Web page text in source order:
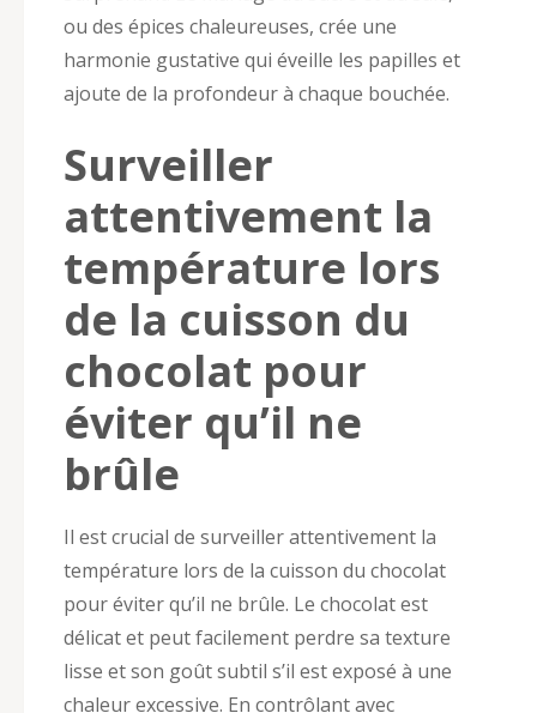
ou des épices chaleureuses, crée une
harmonie gustative qui éveille les papilles et
ajoute de la profondeur à chaque bouchée.
Surveiller
attentivement la
température lors
de la cuisson du
chocolat pour
éviter qu’il ne
brûle
Il est crucial de surveiller attentivement la
température lors de la cuisson du chocolat
pour éviter qu’il ne brûle. Le chocolat est
délicat et peut facilement perdre sa texture
lisse et son goût subtil s’il est exposé à une
chaleur excessive. En contrôlant avec